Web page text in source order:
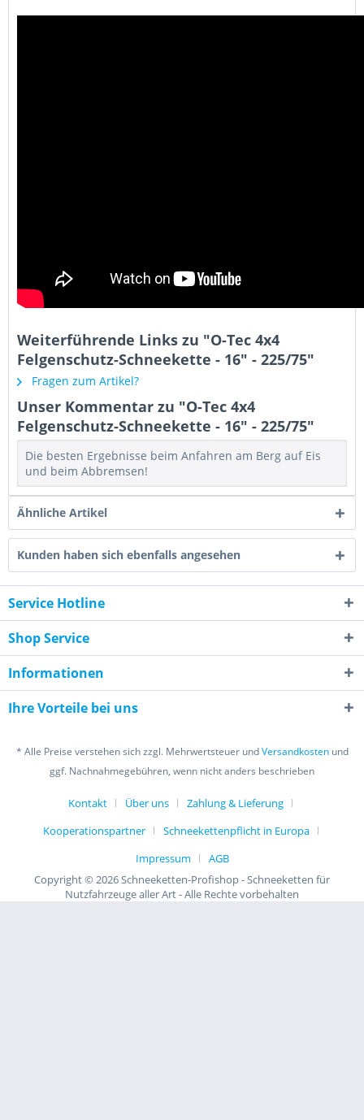
Weiterführende Links zu "O-Tec 4x4
Felgenschutz-Schneekette - 16" - 225/75"
Fragen zum Artikel?
Unser Kommentar zu "O-Tec 4x4
Felgenschutz-Schneekette - 16" - 225/75"
Die besten Ergebnisse beim Anfahren am Berg auf Eis
und beim Abbremsen!
Ähnliche Artikel
Kunden haben sich ebenfalls angesehen
Service Hotline
Shop Service
Informationen
Ihre Vorteile bei uns
* Alle Preise verstehen sich zzgl. Mehrwertsteuer undVersandkostenund
ggf. Nachnahmegebühren, wenn nicht anders beschrieben
Kontakt Über uns
Zahlung & Lieferung
Kooperationspartner
Schneekettenpflicht in Europa
Impressum
AGB
Copyright © 2026 Schneeketten-Profishop - Schneeketten für
Nutzfahrzeuge aller Art - Alle Rechte vorbehalten